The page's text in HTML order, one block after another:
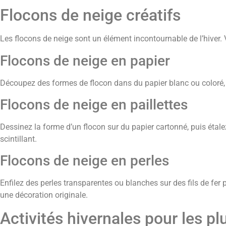
Flocons de neige créatifs
Les flocons de neige sont un élément incontournable de
Flocons de neige en papier
Découpez des formes de flocon dans du papier blanc ou
Flocons de neige en paillettes
Dessinez la forme d’un flocon sur du papier cartonné, puis
scintillant.
Flocons de neige en perles
Enfilez des perles transparentes ou blanches sur des fils de
une décoration originale.
Activités hivernales pour les